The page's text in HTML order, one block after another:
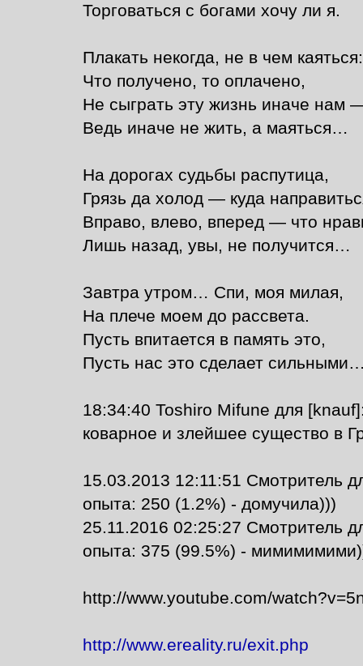
Торговаться с богами хочу ли я.
Плакать некогда, не в чем каяться:
Что получено, то оплачено,
Не сыграть эту жизнь иначе нам
Ведь иначе не жить, а маяться…
На дорогах судьбы распутица,
Грязь да холод — куда
Вправо, влево, вперед — что
Лишь назад, увы, не получится…
Завтра утром… Спи, моя милая,
На плече моем до рассвета.
Пусть впитается в память это,
Пусть нас это сделает
18:34:40 Toshiro Mifune для
коварное и злейшее существо в
15.03.2013 12:11:51 Смотритель
опыта: 250 (1.2%) - домучила)))
25.11.2016 02:25:27 Смотритель
опыта: 375 (99.5%) -
http://www.youtube.com/
http://www.ereality.ru/exit.php